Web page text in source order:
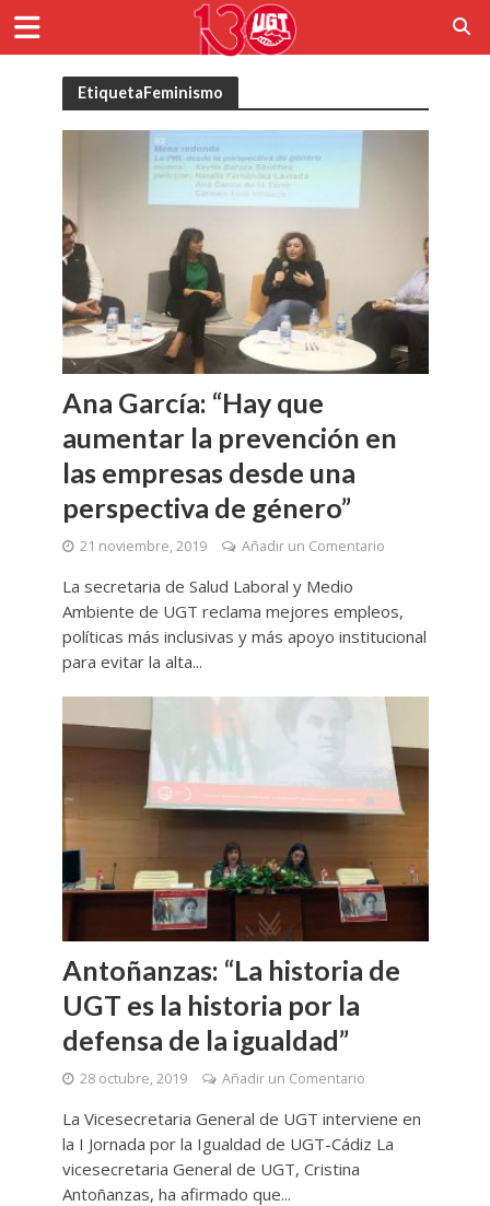
EtiquetaFeminismo
Ana García: “Hay que
aumentar la prevención en
las empresas desde una
perspectiva de género”
21 noviembre, 2019 Añadir un Comentario
La secretaria de Salud Laboral y Medio
Ambiente de UGT reclama mejores empleos,
políticas más inclusivas y más apoyo institucional
para evitar la alta...
Antoñanzas: “La historia de
UGT es la historia por la
defensa de la igualdad”
28 octubre, 2019 Añadir un Comentario
La Vicesecretaria General de UGT interviene en
la I Jornada por la Igualdad de UGT-Cádiz La
vicesecretaria General de UGT, Cristina
Antoñanzas, ha afirmado que...